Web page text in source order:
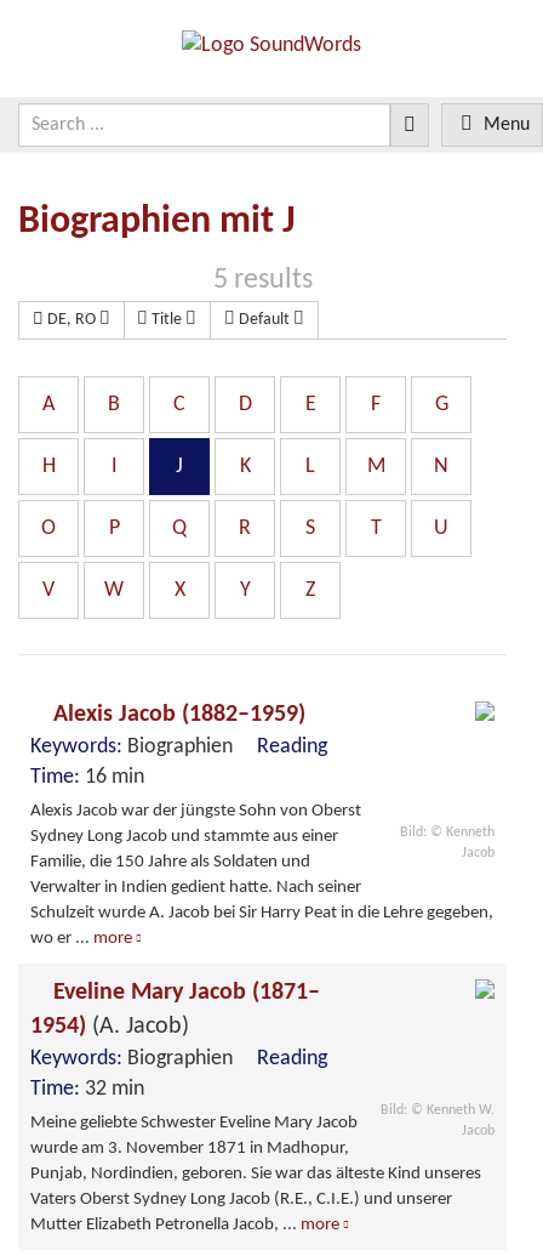
Menu
Biographien mit J
5 results
DE, RO Title Default
A B C D E F G
H I J K L M N
O P Q R S T U
V W X Y Z
Bild: © Kenneth
Jacob
Alexis Jacob (1882–1959)
Keywords: Biographien Reading
Time: 16 min
Alexis Jacob war der jüngste Sohn von Oberst
Sydney Long Jacob und stammte aus einer
Familie, die 150 Jahre als Soldaten und
Verwalter in Indien gedient hatte. Nach seiner
Schulzeit wurde A. Jacob bei Sir Harry Peat in die Lehre gegeben,
wo er ... more
Bild: © Kenneth W.
Jacob
Eveline Mary Jacob (1871–
1954) (A. Jacob)
Keywords: Biographien Reading
Time: 32 min
Meine geliebte Schwester Eveline Mary Jacob
wurde am 3. November 1871 in Madhopur,
Punjab, Nordindien, geboren. Sie war das älteste Kind unseres
Vaters Oberst Sydney Long Jacob (R.E., C.I.E.) und unserer
Mutter Elizabeth Petronella Jacob, ... more